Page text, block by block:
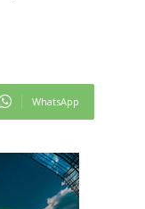
WhatsApp